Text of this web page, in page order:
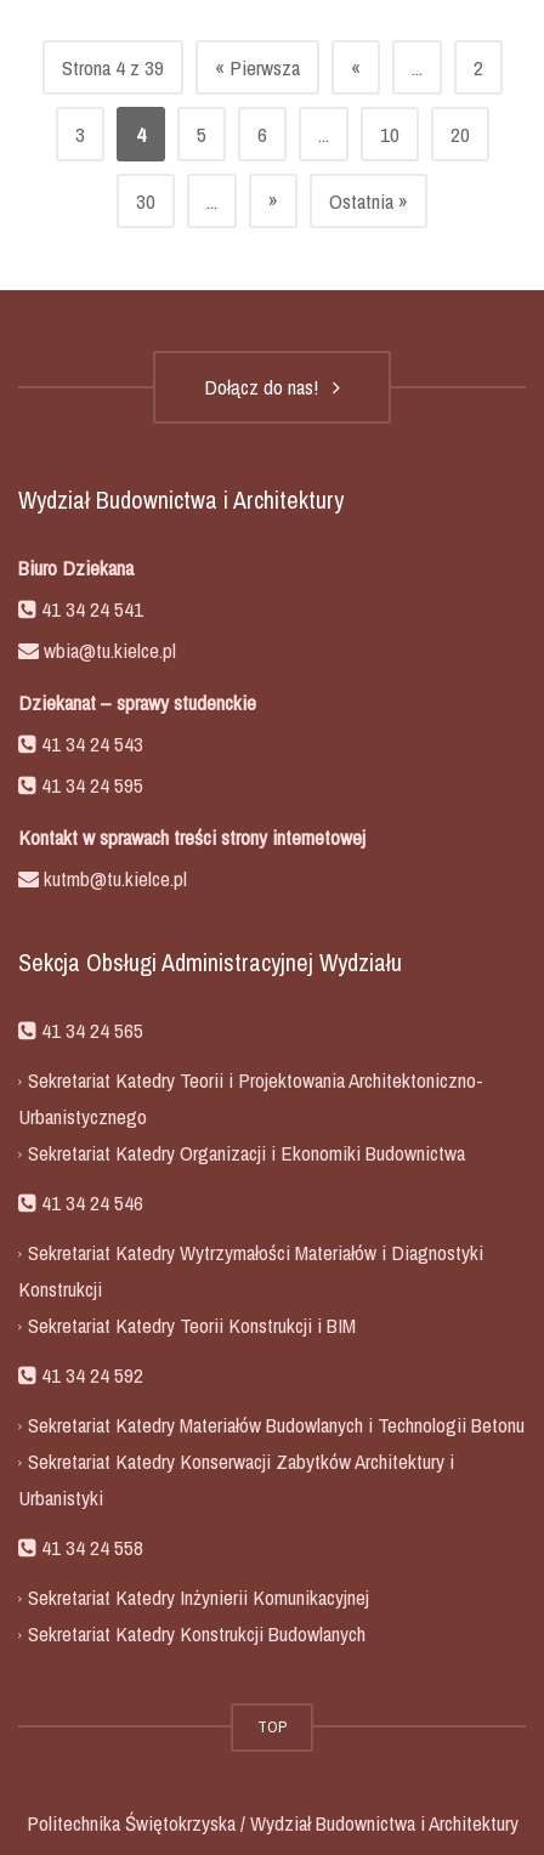
Strona 4 z 39 « Pierwsza « ... 2
3 4 5 6 ... 10 20
30 ... » Ostatnia »
Dołącz do nas!
Wydział Budownictwa i Architektury
Biuro Dziekana
41 34 24 541
wbia@tu.kielce.pl
Dziekanat – sprawy studenckie
41 34 24 543
41 34 24 595
Kontakt w sprawach treści strony internetowej
kutmb@tu.kielce.pl
Sekcja Obsługi Administracyjnej Wydziału
41 34 24 565
Sekretariat Katedry Teorii i Projektowania Architektoniczno-
Urbanistycznego
Sekretariat Katedry Organizacji i Ekonomiki Budownictwa
41 34 24 546
Sekretariat Katedry Wytrzymałości Materiałów i Diagnostyki
Konstrukcji
Sekretariat Katedry Teorii Konstrukcji i BIM
41 34 24 592
Sekretariat Katedry Materiałów Budowlanych i Technologii Betonu
Sekretariat Katedry Konserwacji Zabytków Architektury i
Urbanistyki
41 34 24 558
Sekretariat Katedry Inżynierii Komunikacyjnej
Sekretariat Katedry Konstrukcji Budowlanych
TOP
Politechnika Świętokrzyska / Wydział Budownictwa i Architektury